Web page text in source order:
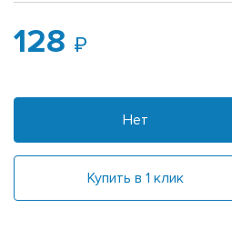
128
Нет
Купить в 1 клик